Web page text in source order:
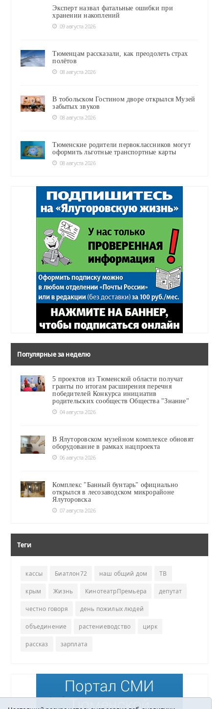
Эксперт назвал фатальные ошибки при
хранении накоплений
09 августа 2026
Тюменцам рассказали, как преодолеть страх
полётов
08 августа 2026
В тобольском Гостином дворе открылся Музей
забытых звуков
08 августа 2026
Тюменские родители первоклассников могут
оформить льготные транспортные карты
08 августа 2026
Популярные за неделю
5 проектов из Тюменской области получат
гранты по итогам расширения перечня
победителей Конкурса инициатив
родительских сообществ Общества "Знание"
04 августа 2026
В Ялуторовском музейном комплексе обновят
оборудование в рамках нацпроекта
06 августа 2026
Комплекс "Банный бунтарь" официально
открылся в лесозаводском микрорайоне
Ялуторовска
07 августа 2026
Теги
кассы Биатлон72 наш общий дом ТВ
крым Жизнь КинотеатрПремьера депутат
честно говоря день пожилых людей
объединение растениеводство цирк
рассказ зарплата